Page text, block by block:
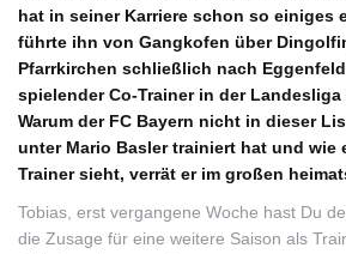
hat in seiner Karriere schon so einiges
führte ihn von Gangkofen über
Pfarrkirchen schließlich nach
spielender Co-Trainer in der
Warum der FC Bayern nicht in dieser
unter Mario Basler trainiert hat und wie
Trainer sieht, verrät er im großen
Tobias, erst vergangene Woche hast Du
die Zusage für eine weitere Saison als